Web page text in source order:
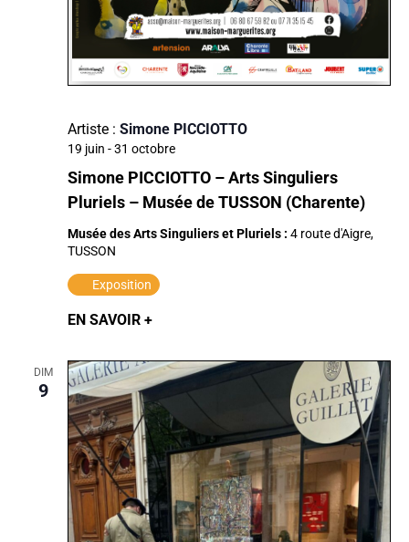
19 juin -31 octobre
Simone PICCIOTTO – Arts Singuliers
Pluriels – Musée de TUSSON (Charente)
Musée des Arts Singuliers et Pluriels : 4 route d'Aigre,
TUSSON
Exposition
Artiste : Simone PICCIOTTO
EN SAVOIR +
DIM
9